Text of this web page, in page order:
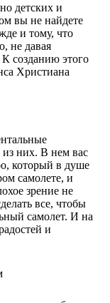
детских и
вы не найдете
и тому, что
не давая
созданию этого
Христиана
из них. В нем вас
который в душе
самолете, и
зрение не
все, чтобы
самолет. И на
и